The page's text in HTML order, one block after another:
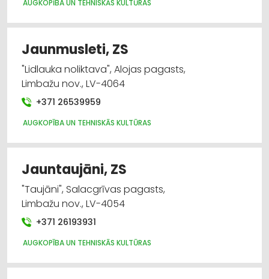
AUGKOPĪBA UN TEHNISKĀS KULTŪRAS
Jaunmusleti, ZS
"Lidlauka noliktava", Alojas pagasts,
Limbažu nov., LV-4064
+371 26539959
AUGKOPĪBA UN TEHNISKĀS KULTŪRAS
Jauntaujāni, ZS
"Taujāni", Salacgrīvas pagasts,
Limbažu nov., LV-4054
+371 26193931
AUGKOPĪBA UN TEHNISKĀS KULTŪRAS